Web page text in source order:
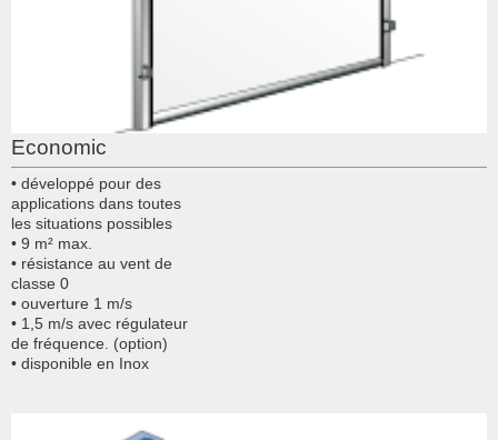
Economic
• développé pour des
applications dans toutes
les situations possibles
• 9 m² max.
• résistance au vent de
classe 0
• ouverture 1 m/s
• 1,5 m/s avec régulateur
de fréquence. (option)
• disponible en Inox